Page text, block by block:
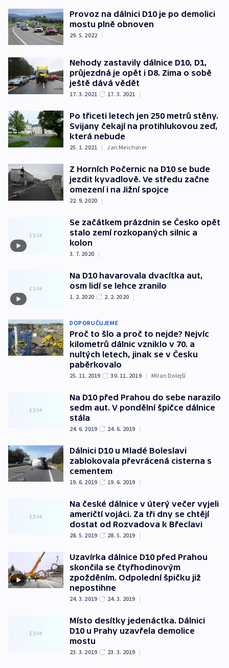
Provoz na dálnici D10 je po demolici
mostu plně obnoven
29. 5. 2022 |
Nehody zastavily dálnice D10, D1,
průjezdná je opět i D8. Zima o sobě
ještě dává vědět
17. 3. 2021 17. 3. 2021 |
Po třiceti letech jen 250 metrů stěny.
Svijany čekají na protihlukovou zeď,
která nebude
25. 1. 2021 | Jan Meichsner
Z Horních Počernic na D10 se bude
jezdit kyvadlově. Ve středu začne
omezení i na Jižní spojce
22. 9. 2020 |
Se začátkem prázdnin se Česko opět
stalo zemí rozkopaných silnic a
kolon
3. 7. 2020 |
Na D10 havarovala dvacítka aut,
osm lidí se lehce zranilo
1. 2. 2020 2. 2. 2020 |
DOPORUČUJEME
Proč to šlo a proč to nejde? Nejvíc
kilometrů dálnic vzniklo v 70. a
nultých letech, jinak se v Česku
paběrkovalo
25. 11. 2019 30. 11. 2019 | Milan Dolejší
Na D10 před Prahou do sebe narazilo
sedm aut. V pondělní špičce dálnice
stála
24. 6. 2019 24. 6. 2019 |
Dálnici D10 u Mladé Boleslavi
zablokovala převrácená cisterna s
cementem
19. 6. 2019 19. 6. 2019 |
Na české dálnice v úterý večer vyjeli
američtí vojáci. Za tři dny se chtějí
dostat od Rozvadova k Břeclavi
28. 5. 2019 28. 5. 2019 |
Uzavírka dálnice D10 před Prahou
skončila se čtyřhodinovým
zpožděním. Odpolední špičku již
nepostihne
24. 3. 2019 24. 3. 2019 |
Místo desítky jedenáctka. Dálnici
D10 u Prahy uzavřela demolice
mostu
23. 3. 2019 23. 3. 2019 |